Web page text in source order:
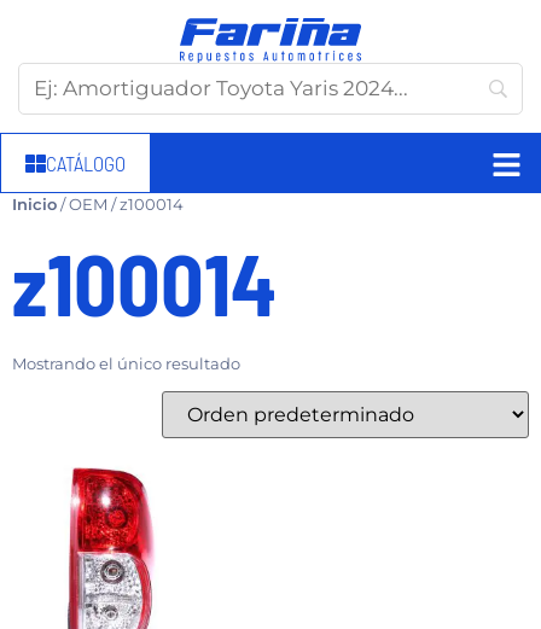
CATÁLOGO
Inicio/ OEM / z100014
z100014
Mostrando el único resultado